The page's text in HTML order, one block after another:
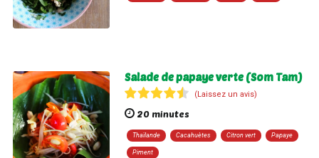
Salade de papaye verte (Som Tam)
(Laissez un avis)
20 minutes
Thaïlande Cacahuètes Citron vert Papaye
Piment